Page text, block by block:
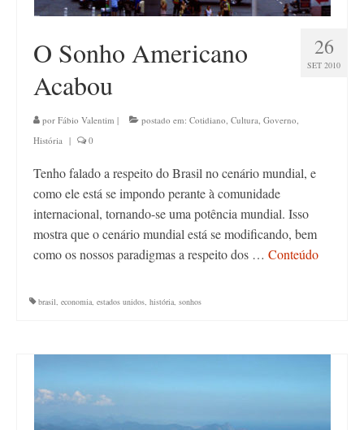
26
SET 2010
O Sonho Americano
Acabou
por Fábio Valentim | postado em: Cotidiano, Cultura, Governo,
História | 0
Tenho falado a respeito do Brasil no cenário mundial, e
como ele está se impondo perante à comunidade
internacional, tornando-se uma potência mundial. Isso
mostra que o cenário mundial está se modificando, bem
como os nossos paradigmas a respeito dos … Conteúdo
brasil, economia, estados unidos, história, sonhos